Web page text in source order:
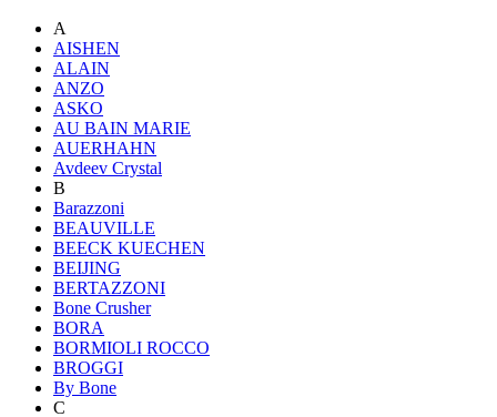
A
AISHEN
ALAIN
ANZO
ASKO
AU BAIN MARIE
AUERHAHN
Avdeev Crystal
B
Barazzoni
BEAUVILLE
BEECK KUECHEN
BEIJING
BERTAZZONI
Bone Crusher
BORA
BORMIOLI ROCCO
BROGGI
By Bone
C